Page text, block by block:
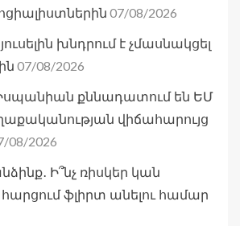
07/08/2026
խնդրում է չմասնակցել
07/08/2026
քննադատում են ԵՄ
վիճահարույց
08/2026
Ի՞նչ ռիսկեր կան
հարցում ֆլիրտ անելու համար